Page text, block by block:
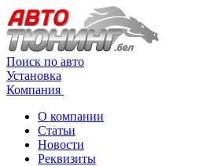
Поиск по авто
Установка
Компания
О компании
Статьи
Новости
Реквизиты